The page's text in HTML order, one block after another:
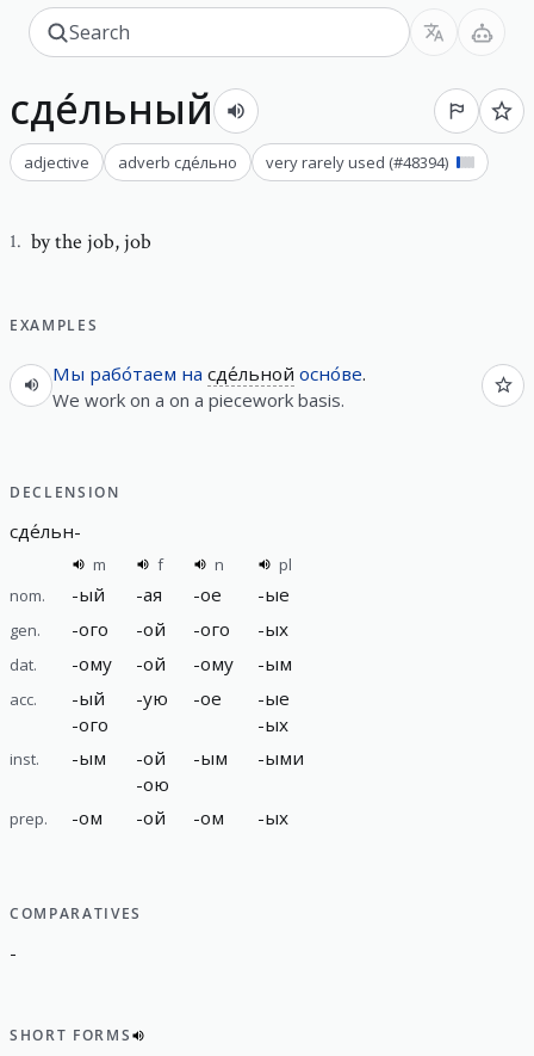
сде́льный
adjective adverb сде́льно very rarely used (#48394)
1. by the job, job
EXAMPLES
Мы рабо́таем на сде́льной осно́ве.
We work on a on a piecework basis.
DECLENSION
сде́льн-
m f n
pl
nom.
-ый -ая -ое -ые
gen. -ого -ой -ого -ых
dat. -ому -ой -ому -ым
acc. -ый
-ого
-ую -ое -ые
-ых
inst. -ым -ой
-ою
-ым -ыми
prep. -ом -ой -ом -ых
COMPARATIVES
-
SHORT FORMS